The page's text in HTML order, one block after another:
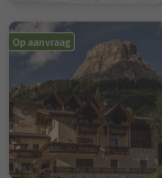
Op aanvraag